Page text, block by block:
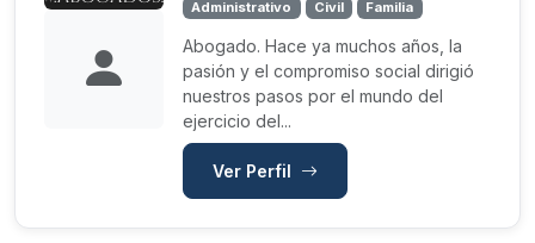
Administrativo Civil Familia
Abogado. Hace ya muchos años, la
pasión y el compromiso social dirigió
nuestros pasos por el mundo del
ejercicio del...
Ver Perfil